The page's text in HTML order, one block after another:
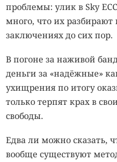
проблемы: улик в Sky
много, что их
заключениях до сих пор.
В погоне за наживой
деньги за «надёжные»
ухищрения по итогу
только терпят крах в
свободы.
Едва ли можно сказать,
вообще существуют